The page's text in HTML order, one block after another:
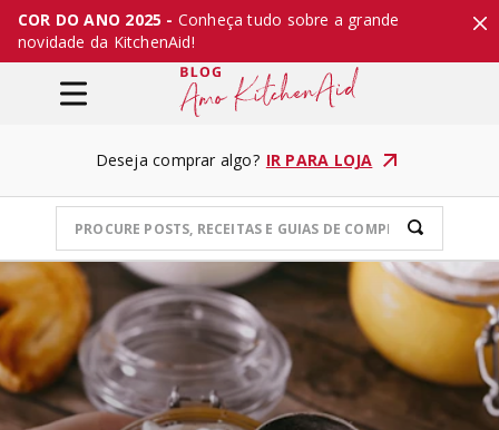
COR DO ANO 2025 - Conheça tudo sobre a grande
novidade da KitchenAid!
Deseja comprar algo? IR PARA LOJA